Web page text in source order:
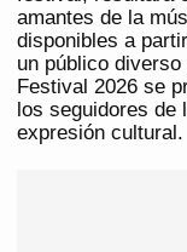
amantes de la
disponibles a
un público
Festival 2026 se
los seguidores de
expresión cultural.